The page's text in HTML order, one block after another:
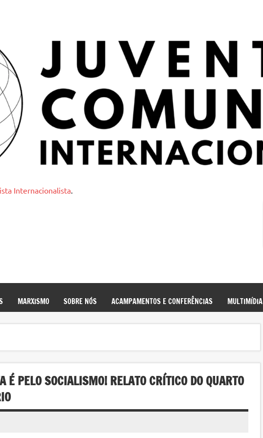
Internacionalista
Internacionalista.
MARXISMO SOBRE NÓS ACAMPAMENTOS E CONFERÊNCIAS MULTIMÍDIA
PELO SOCIALISMO! RELATO CRÍTICO DO QUARTO